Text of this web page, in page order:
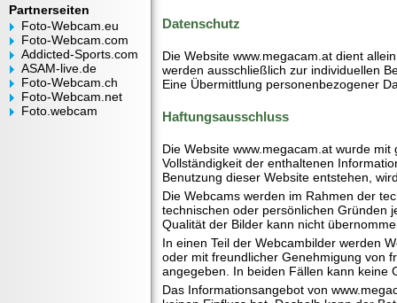
Partnerseiten
Foto-Webcam.eu
Foto-Webcam.com
Addicted-Sports.com
ASAM-live.de
Foto-Webcam.ch
Foto-Webcam.net
Foto.webcam
Datenschutz
Die Website www.megacam.at dient
werden ausschließlich zur individuellen
Eine Übermittlung personenbezogener
Haftungsausschluss
Die Website www.megacam.at wurde
Vollständigkeit der enthaltenen
Benutzung dieser Website entstehen,
Die Webcams werden im Rahmen der
technischen oder persönlichen Gründen
Qualität der Bilder kann nicht
In einen Teil der Webcambilder werden
oder mit freundlicher Genehmigung von
angegeben. In beiden Fällen kann keine
Das Informationsangebot von